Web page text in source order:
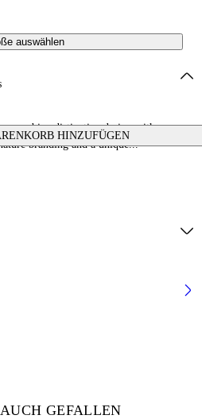
auswählen
HINZUFÜGEN
combine distinctive design with
branding and a unique...
GEFALLEN